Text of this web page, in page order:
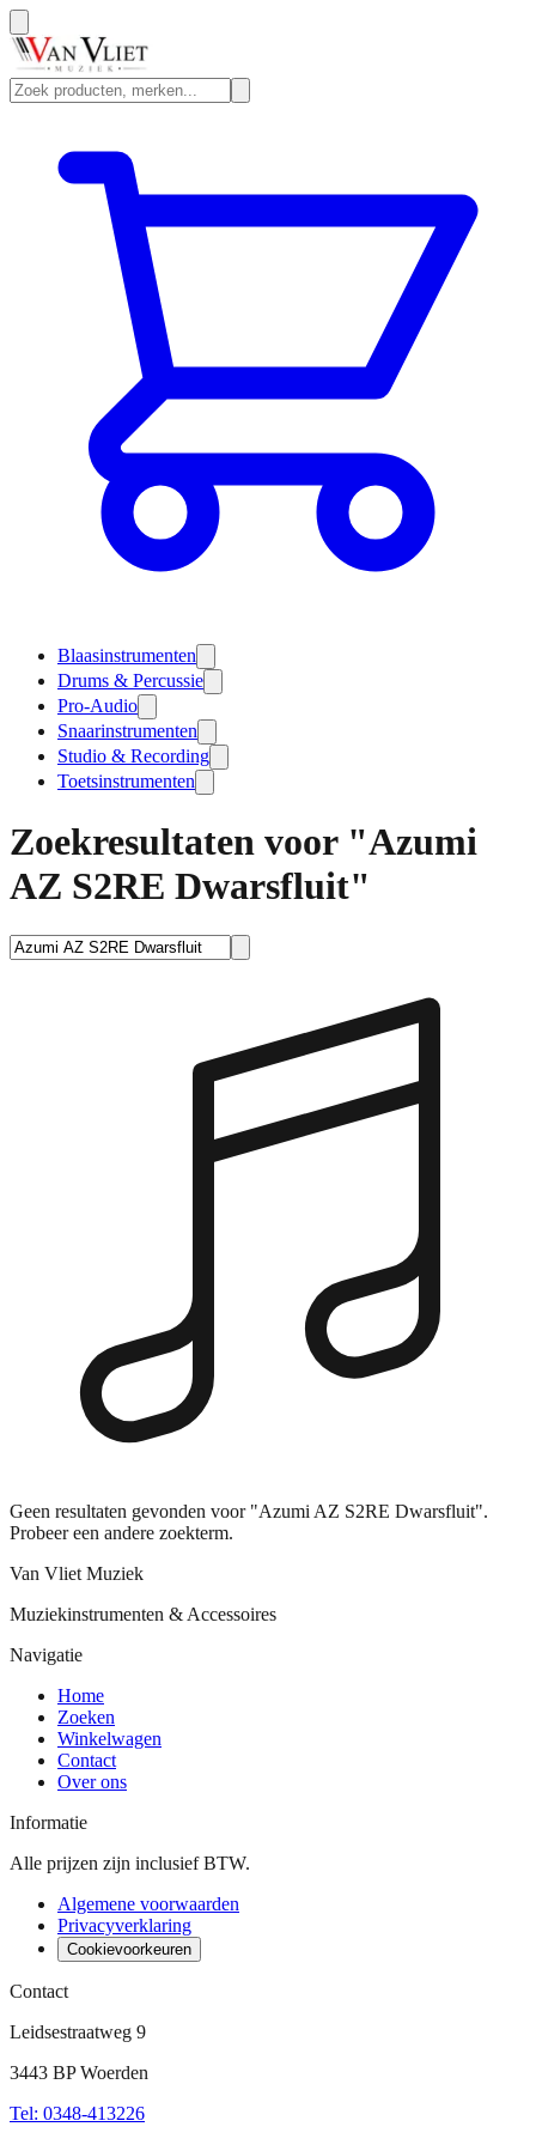
Blaasinstrumenten
Drums & Percussie
Pro-Audio
Snaarinstrumenten
Studio & Recording
Toetsinstrumenten
Zoekresultaten voor "Azumi
AZ S2RE Dwarsfluit"
Geen resultaten gevonden voor "Azumi AZ S2RE Dwarsfluit".
Probeer een andere zoekterm.
Van Vliet Muziek
Muziekinstrumenten & Accessoires
Navigatie
Home
Zoeken
Winkelwagen
Contact
Over ons
Informatie
Alle prijzen zijn inclusief BTW.
Algemene voorwaarden
Privacyverklaring
Cookievoorkeuren
Contact
Leidsestraatweg 9
3443 BP Woerden
Tel: 0348-413226